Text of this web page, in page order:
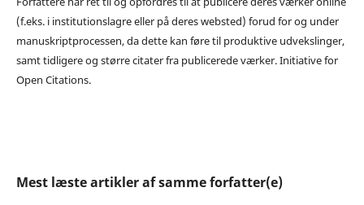
(f.eks. i institutionslagre eller på deres websted) forud for og under
manuskriptprocessen, da dette kan føre til produktive udvekslinger,
samt tidligere og større citater fra publicerede værker. Initiative for
Open Citations.
Mest læste artikler af samme forfatter(e)